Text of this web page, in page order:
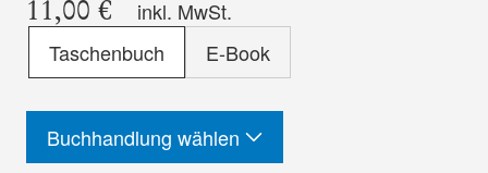
11,00 €
inkl. MwSt.
Taschenbuch E-Book
Buchhandlung wählen